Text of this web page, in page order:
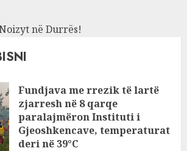
në Durrës!
Fundjava me rrezik të lartë
zjarresh në 8 qarqe
paralajmëron Instituti i
Gjeoshkencave, temperaturat
deri në 39°C